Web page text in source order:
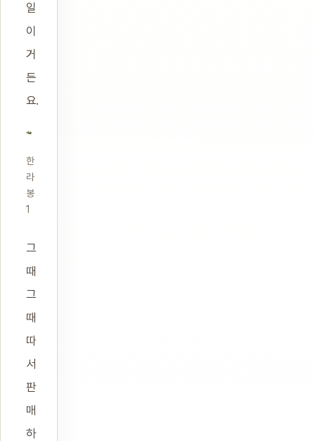
일
이
거
든
요.
한
라
봉
1
그
때
그
때
따
서
판
매
하